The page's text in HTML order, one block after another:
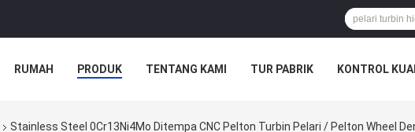
RUMAH PRODUK TENTANG KAMI TUR PABRIK KONTROL
Stainless Steel 0Cr13Ni4Mo Ditempa CNC Pelton Turbin Pelari / Pelton Wheel